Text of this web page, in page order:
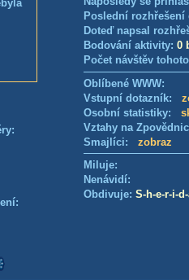
Poslední
Doteď napsal
Bodování aktivity: 0
Počet návštěv
Oblíbené WWW:
Vstupní dotazník:
Osobní statistiky:
Vztahy na
Smajlíci: zobraz
Miluje:
Nenávidí:
Obdivuje: S-h-e-r-i-